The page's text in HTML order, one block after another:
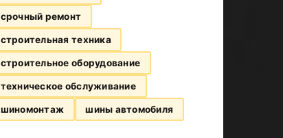
срочный ремонт
строительная техника
строительное оборудование
техническое обслуживание
шиномонтаж шины автомобиля